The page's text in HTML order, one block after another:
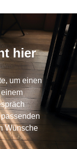
hier
um einen
Wünsche